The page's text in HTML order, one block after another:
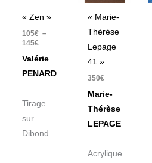
« Zen »
105€ –
145€
Valérie
PENARD
Tirage
sur
Dibond
« Marie-
Thérèse
Lepage
41 »
350€
Marie-
Thérèse
LEPAGE
Acrylique